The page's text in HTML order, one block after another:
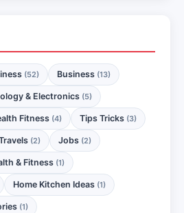
(52) Business (13)
& Electronics (5)
Fitness (4) Tips Tricks (3)
(2) Jobs (2)
& Fitness (1)
Home Kitchen Ideas (1)
(1)